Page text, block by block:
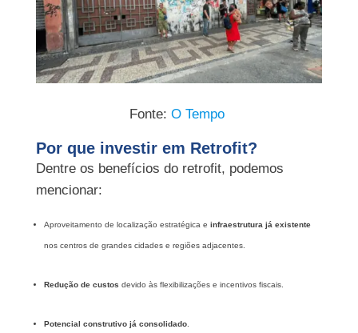
Fonte: O Tempo
Por que investir em Retrofit?
Dentre os benefícios do retrofit, podemos
mencionar:
Aproveitamento de localização estratégica e infraestrutura já existente
nos centros de grandes cidades e regiões adjacentes.
Redução de custos devido às flexibilizações e incentivos fiscais.
Potencial construtivo já consolidado.